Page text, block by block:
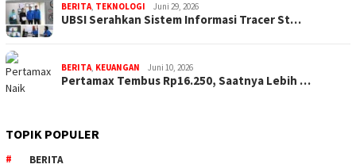
BERITA, TEKNOLOGI Juni 29, 2026
UBSI Serahkan Sistem Informasi Tracer St…
BERITA, KEUANGAN Juni 10, 2026
Pertamax Tembus Rp16.250, Saatnya Lebih …
TOPIK POPULER
BERITA